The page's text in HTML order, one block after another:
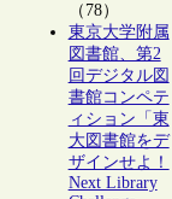
（78）
東京大学附属
図書館、第2
回デジタル図
書館コンペテ
ィション「東
大図書館をデ
ザインせよ！
Next Library